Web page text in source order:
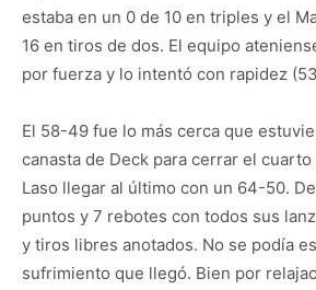
estaba en un 0 de 10 en triples y el
16 en tiros de dos. El equipo
por fuerza y lo intentó con rapidez
El 58-49 fue lo más cerca que
canasta de Deck para cerrar el
Laso llegar al último con un 64-50.
puntos y 7 rebotes con todos sus
y tiros libres anotados. No se podía
sufrimiento que llegó. Bien por